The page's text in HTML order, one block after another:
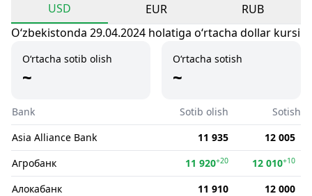
USD EUR
RUB
Oʻzbekistonda 29.04.2024 holatiga oʻrtacha dollar kursi
O‘rtacha sotib olish
~
O‘rtacha sotish
~
Bank Sotib olish
Sotish
Asia Alliance Bank
11 935
12 005
Агробанк
11 920+20 12 010+10
Алокабанк 11 910
12 000